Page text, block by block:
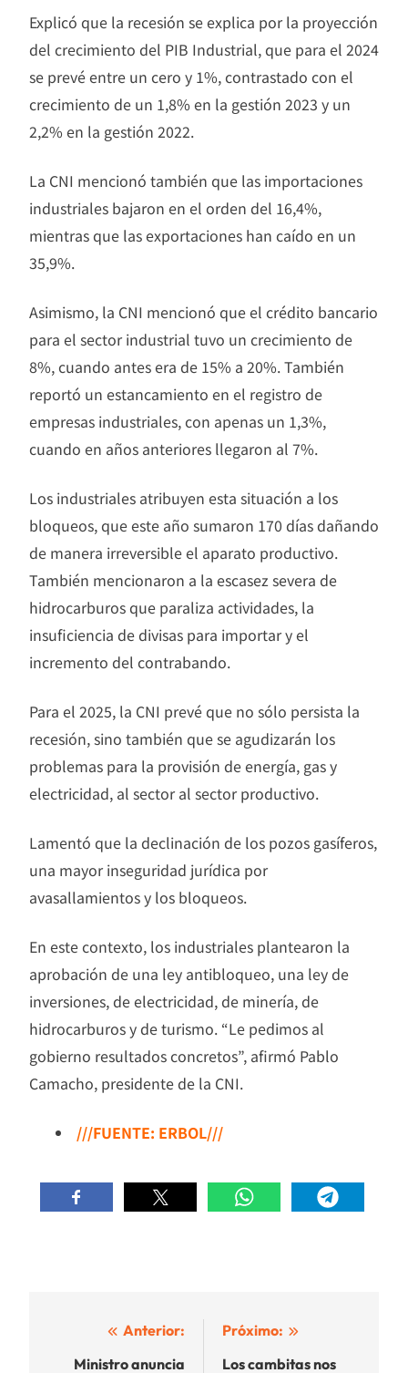
Explicó que la recesión se explica por la proyección
del crecimiento del PIB Industrial, que para el 2024
se prevé entre un cero y 1%, contrastado con el
crecimiento de un 1,8% en la gestión 2023 y un
2,2% en la gestión 2022.
La CNI mencionó también que las importaciones
industriales bajaron en el orden del 16,4%,
mientras que las exportaciones han caído en un
35,9%.
Asimismo, la CNI mencionó que el crédito bancario
para el sector industrial tuvo un crecimiento de
8%, cuando antes era de 15% a 20%. También
reportó un estancamiento en el registro de
empresas industriales, con apenas un 1,3%,
cuando en años anteriores llegaron al 7%.
Los industriales atribuyen esta situación a los
bloqueos, que este año sumaron 170 días dañando
de manera irreversible el aparato productivo.
También mencionaron a la escasez severa de
hidrocarburos que paraliza actividades, la
insuficiencia de divisas para importar y el
incremento del contrabando.
Para el 2025, la CNI prevé que no sólo persista la
recesión, sino también que se agudizarán los
problemas para la provisión de energía, gas y
electricidad, al sector al sector productivo.
Lamentó que la declinación de los pozos gasíferos,
una mayor inseguridad jurídica por
avasallamientos y los bloqueos.
En este contexto, los industriales plantearon la
aprobación de una ley antibloqueo, una ley de
inversiones, de electricidad, de minería, de
hidrocarburos y de turismo. “Le pedimos al
gobierno resultados concretos”, afirmó Pablo
Camacho, presidente de la CNI.
///FUENTE: ERBOL///
Navegación
Anterior:
Ministro anuncia
Próximo:
Los cambitas nos